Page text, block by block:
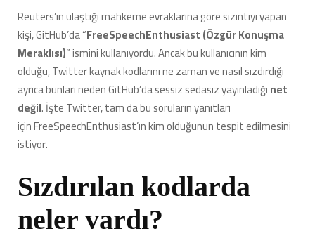
Açtı!
için
Reuters’ın ulaştığı mahkeme evraklarına göre sızıntıyı yapan
kişi, GitHub’da “FreeSpeechEnthusiast (Özgür Konuşma
Meraklısı)” ismini kullanıyordu. Ancak bu kullanıcının kim
olduğu, Twitter kaynak kodlarını ne zaman ve nasıl sızdırdığı
ayrıca bunları neden GitHub’da sessiz sedasız yayınladığınet
değil. İşte Twitter, tam da bu soruların yanıtları
için FreeSpeechEnthusiast’ın kim olduğunun tespit edilmesini
istiyor.
Sızdırılan kodlarda
neler vardı?